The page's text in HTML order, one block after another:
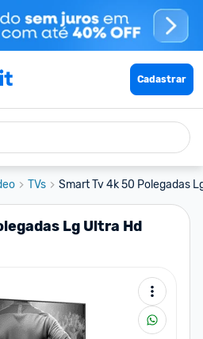
Cadastrar
TVs Smart Tv 4k 50 Polegadas
Lg Ultra Hd